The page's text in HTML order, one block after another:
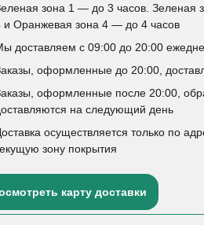
зона 1 — до 3 часов. Зеленая
и Оранжевая зона 4 — до 4 часов
доставляем с 09:00 до 20:00
оформленные до 20:00,
оформленные после 20:00,
на следующий день
осуществляется только по
зону покрытия
карту доставки